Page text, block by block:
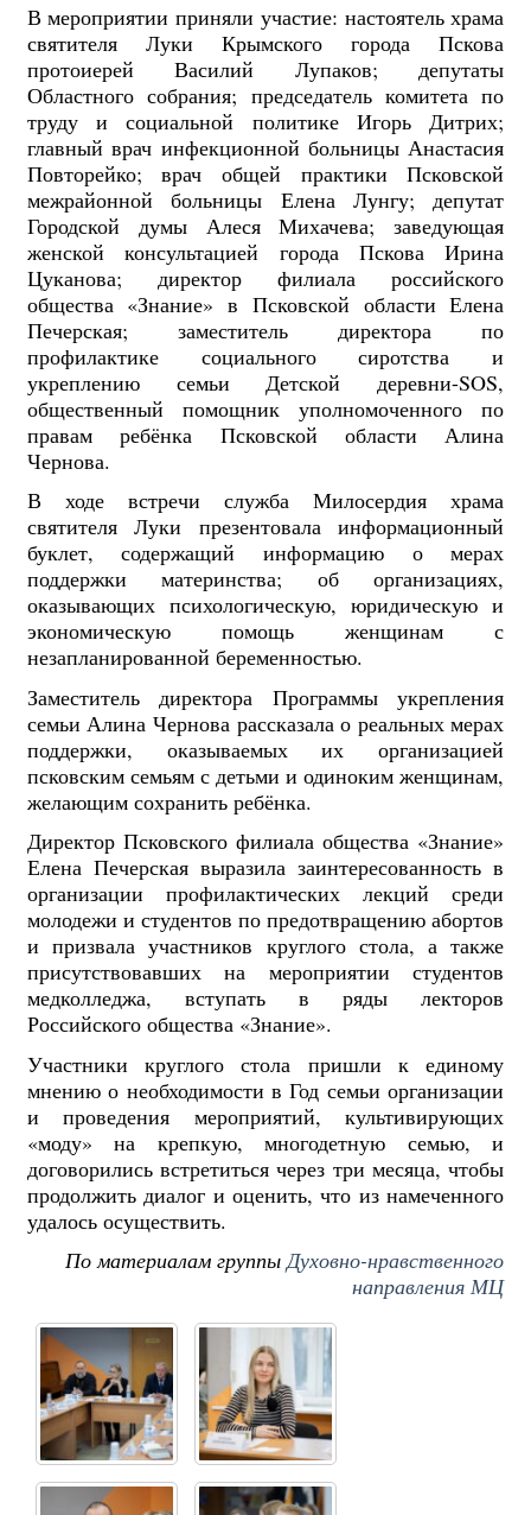
В мероприятии приняли участие: настоятель храма
святителя Луки Крымского города Пскова
протоиерей Василий Лупаков; депутаты
Областного собрания; председатель комитета по
труду и социальной политике Игорь Дитрих;
главный врач инфекционной больницы Анастасия
Повторейко; врач общей практики Псковской
межрайонной больницы Елена Лунгу; депутат
Городской думы Алеся Михачева; заведующая
женской консультацией города Пскова Ирина
Цуканова; директор филиала российского
общества «Знание» в Псковской области Елена
Печерская; заместитель директора по
профилактике социального сиротства и
укреплению семьи Детской деревни-SOS,
общественный помощник уполномоченного по
правам ребёнка Псковской области Алина
Чернова.
В ходе встречи служба Милосердия храма
святителя Луки презентовала информационный
буклет, содержащий информацию о мерах
поддержки материнства; об организациях,
оказывающих психологическую, юридическую и
экономическую помощь женщинам с
незапланированной беременностью.
Заместитель директора Программы укрепления
семьи Алина Чернова рассказала о реальных мерах
поддержки, оказываемых их организацией
псковским семьям с детьми и одиноким женщинам,
желающим сохранить ребёнка.
Директор Псковского филиала общества «Знание»
Елена Печерская выразила заинтересованность в
организации профилактических лекций среди
молодежи и студентов по предотвращению абортов
и призвала участников круглого стола, а также
присутствовавших на мероприятии студентов
медколледжа, вступать в ряды лекторов
Российского общества «Знание».
Участники круглого стола пришли к единому
мнению о необходимости в Год семьи организации
и проведения мероприятий, культивирующих
«моду» на крепкую, многодетную семью, и
договорились встретиться через три месяца, чтобы
продолжить диалог и оценить, что из намеченного
удалось осуществить.
По материалам группыДуховно-нравственного
направления МЦ